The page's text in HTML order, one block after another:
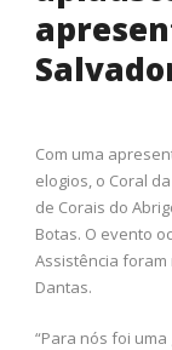
Com uma
elogios, o Coral
de Corais do
Botas. O evento
Assistência
Dantas.
“Para nós foi